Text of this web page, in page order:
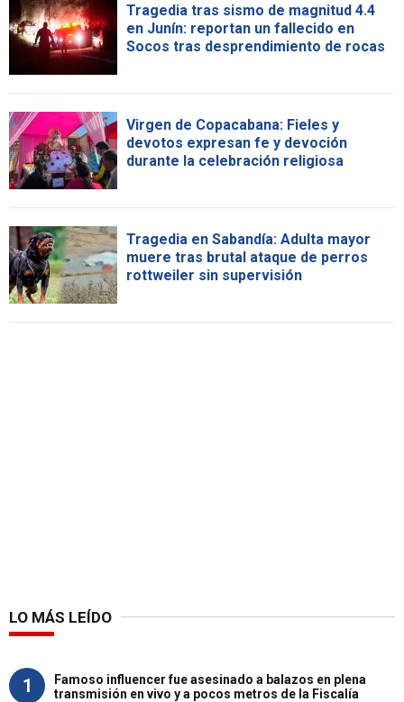
Tragedia tras sismo de magnitud 4.4
en Junín: reportan un fallecido en
Socos tras desprendimiento de rocas
Virgen de Copacabana: Fieles y
devotos expresan fe y devoción
durante la celebración religiosa
Tragedia en Sabandía: Adulta mayor
muere tras brutal ataque de perros
rottweiler sin supervisión
LO MÁS LEÍDO
1
Famoso influencer fue asesinado a balazos en plena
transmisión en vivo y a pocos metros de la Fiscalía